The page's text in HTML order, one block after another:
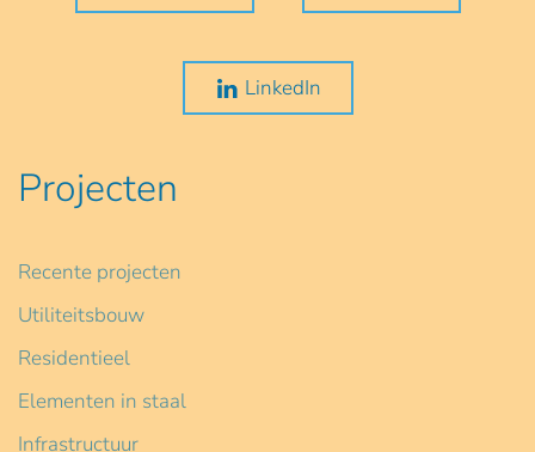
LinkedIn
Projecten
Recente projecten
Utiliteitsbouw
Residentieel
Elementen in staal
Infrastructuur